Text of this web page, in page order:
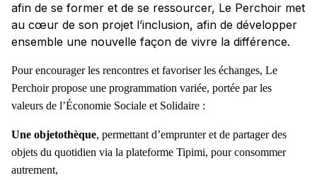
afin de se former et de se ressourcer, Le Perchoir met
au cœur de son projet l’inclusion, afin de développer
ensemble une nouvelle façon de vivre la différence.
Pour encourager les rencontres et favoriser les échanges, Le
Perchoir propose une programmation variée, portée par les
valeurs de l’Économie Sociale et Solidaire :
Une objetothèque, permettant d’emprunter et de partager des
objets du quotidien via la plateforme Tipimi, pour consommer
autrement,